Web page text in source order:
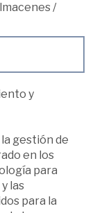
/
y
gestión de
en los
para
las
para la